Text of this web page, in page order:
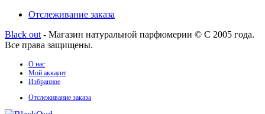
Отслеживание заказа
Black out - Магазин натуральной парфюмерии © С 2005 года.
Все права защищены.
О нас
Мой аккаунт
Избранное
Отслеживание заказа